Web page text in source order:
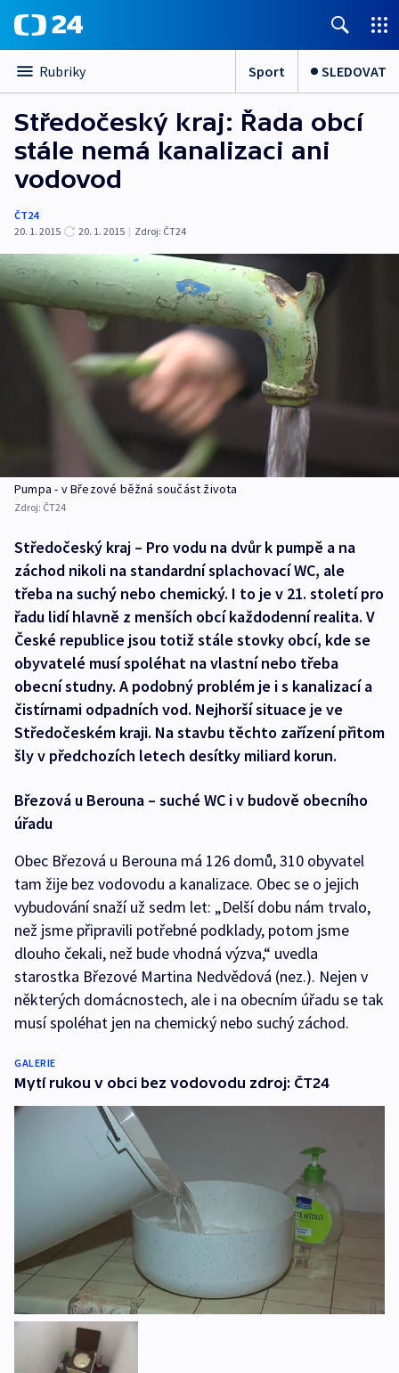
Rubriky Sport SLEDOVAT
Středočeský kraj: Řada obcí
stále nemá kanalizaci ani
vodovod
ČT24
20. 1. 2015
20. 1. 2015 | Zdroj: ČT24
Pumpa - v Březové běžná součást života
Zdroj: ČT24
Středočeský kraj – Pro vodu na dvůr k pumpě a na
záchod nikoli na standardní splachovací WC, ale
třeba na suchý nebo chemický. I to je v 21. století pro
řadu lidí hlavně z menších obcí každodenní realita. V
České republice jsou totiž stále stovky obcí, kde se
obyvatelé musí spoléhat na vlastní nebo třeba
obecní studny. A podobný problém je i s kanalizací a
čistírnami odpadních vod. Nejhorší situace je ve
Středočeském kraji. Na stavbu těchto zařízení přitom
šly v předchozích letech desítky miliard korun.
Březová u Berouna – suché WC i v budově obecního
úřadu
Obec Březová u Berouna má 126 domů, 310 obyvatel
tam žije bez vodovodu a kanalizace. Obec se o jejich
vybudování snaží už sedm let: „Delší dobu nám trvalo,
než jsme připravili potřebné podklady, potom jsme
dlouho čekali, než bude vhodná výzva,“ uvedla
starostka Březové Martina Nedvědová (nez.). Nejen v
některých domácnostech, ale i na obecním úřadu se tak
musí spoléhat jen na chemický nebo suchý záchod.
GALERIE
Mytí rukou v obci bez vodovodu zdroj: ČT24